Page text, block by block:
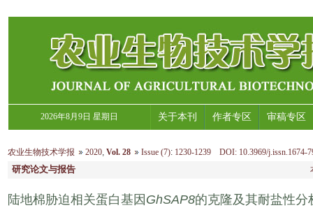
2026年8月9日 星期日 关于本刊 作者专区 审稿专区
农业生物技术学报 2020, Vol. 28 Issue (7):1230-1239 DOI: 10.3969/j.issn.1674-
研究论文与报告
陆地棉胁迫相关蛋白基因 GhSAP8的克隆及其耐盐性分